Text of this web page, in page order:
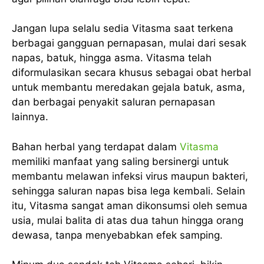
Jangan lupa selalu sedia Vitasma saat terkena
berbagai gangguan pernapasan, mulai dari sesak
napas, batuk, hingga asma. Vitasma telah
diformulasikan secara khusus sebagai obat herbal
untuk membantu meredakan gejala batuk, asma,
dan berbagai penyakit saluran pernapasan
lainnya.
Bahan herbal yang terdapat dalam Vitasma
memiliki manfaat yang saling bersinergi untuk
membantu melawan infeksi virus maupun bakteri,
sehingga saluran napas bisa lega kembali. Selain
itu, Vitasma sangat aman dikonsumsi oleh semua
usia, mulai balita di atas dua tahun hingga orang
dewasa, tanpa menyebabkan efek samping.